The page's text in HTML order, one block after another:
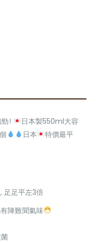
!
日本製550ml大容
日本
特價最平
足足平左3倍
陣難聞氣味